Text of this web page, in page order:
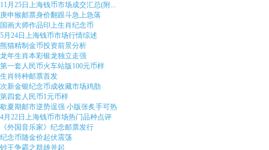
11月25日上海钱币市场成交汇总(附...
庚申猴邮票身价翻跟斗急上急落
国画大师作品印上生肖纪念币
5月24日上海钱币市场行情综述
熊猫精制金币投资前景分析
龙年生肖本彩银龙独立走强
第一套人民币火车站版100元币样
生肖特种邮票首发
次新金银纪念币成收藏市场鸡肋
第四套人民币1元币样
歇夏期邮市逆势逞强 小版张炙手可热
4月22日上海钱币市场热门品种点评
《外国音乐家》纪念邮票发行
纪念币随金价起伏震荡
钞王争霸之群雄并起